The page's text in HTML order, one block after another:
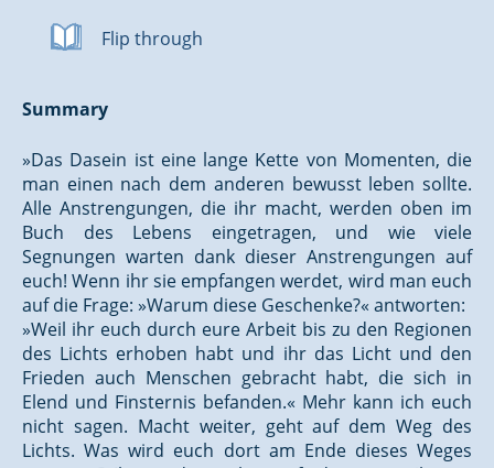
Flip through
Summary
»Das Dasein ist eine lange Kette von Momenten, die
man einen nach dem anderen bewusst leben sollte.
Alle Anstrengungen, die ihr macht, werden oben im
Buch des Lebens eingetragen, und wie viele
Segnungen warten dank dieser Anstrengungen auf
euch! Wenn ihr sie empfangen werdet, wird man euch
auf die Frage: »Warum diese Geschenke?« antworten:
»Weil ihr euch durch eure Arbeit bis zu den Regionen
des Lichts erhoben habt und ihr das Licht und den
Frieden auch Menschen gebracht habt, die sich in
Elend und Finsternis befanden.« Mehr kann ich euch
nicht sagen. Macht weiter, geht auf dem Weg des
Lichts. Was wird euch dort am Ende dieses Weges